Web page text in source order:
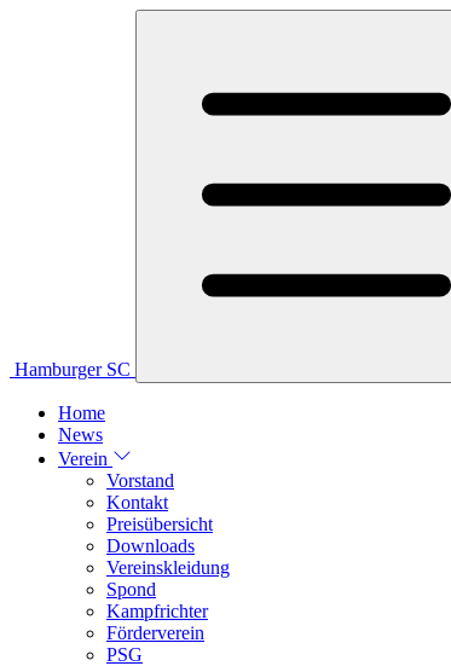
Hamburger SC
Home
News
Verein
Vorstand
Kontakt
Preisübersicht
Downloads
Vereinskleidung
Spond
Kampfrichter
Förderverein
PSG